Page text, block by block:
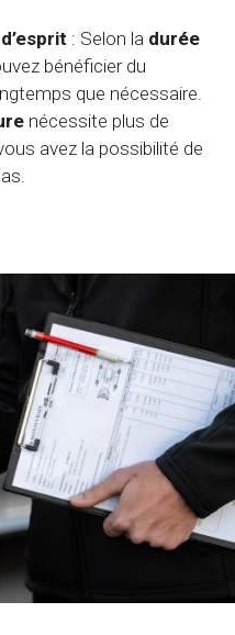
: Selon la durée
bénéficier du
que nécessaire.
nécessite plus de
avez la possibilité de